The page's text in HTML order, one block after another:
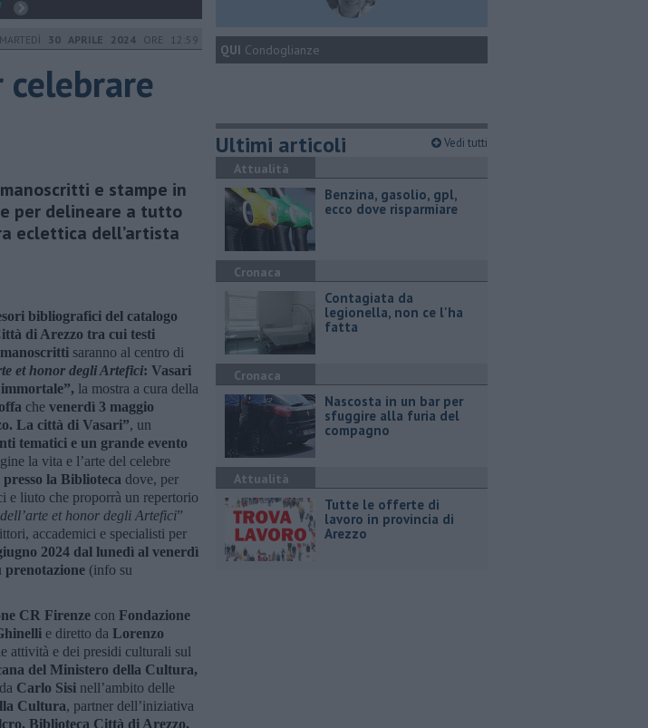
MARTEDÌ 30 APRILE 2024 ORE 12:59
e stampe in
per delineare a tutto
eclettica dell’artista
bibliografici del catalogo
di Arezzo tra cui testi
saranno al centro di
et honor degli Artefici: Vasari
la mostra a cura della
che venerdì 3 maggio
La città di Vasari”, un
tematici e un grande evento
la vita e l’arte del celebre
la Biblioteca dove, per
e liuto che proporrà un repertorio
et honor degli Artefici”
accademici e specialisti per
2024 dal lunedì al venerdì
prenotazione (info su
CR Firenze con Fondazione
e diretto da Lorenzo
attività e dei presidi culturali sul
del Ministero della Cultura,
Carlo Sisi nell’ambito delle
Cultura, partner dell’iniziativa
Biblioteca Città di Arezzo,
QUI Condoglianze
Ultimi articoli Vedi tutti
Attualità
​Benzina, gasolio, gpl,
ecco dove risparmiare
Cronaca
Contagiata da
legionella, non ce l'ha
fatta
Cronaca
Nascosta in un bar per
sfuggire alla furia del
compagno
Attualità
​Tutte le offerte di
lavoro in provincia di
Arezzo